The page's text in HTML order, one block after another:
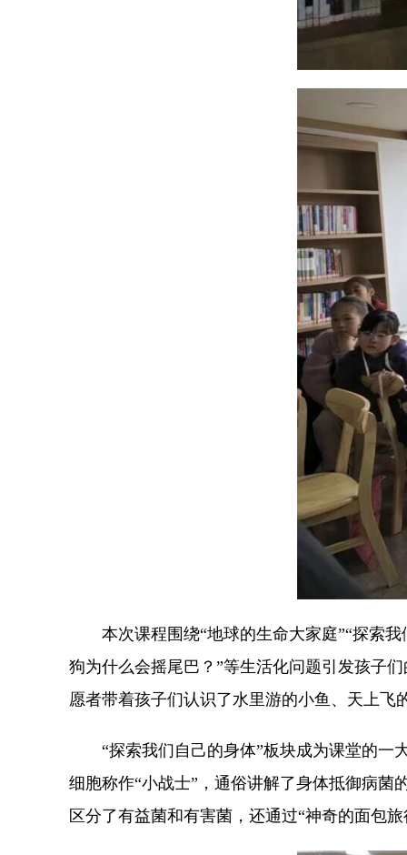
本次课程围绕“地球的生命大家庭”“探索
狗为什么会摇尾巴？”等生活化问题引发孩子
愿者带着孩子们认识了水里游的小鱼、天上飞
“探索我们自己的身体”板块成为课堂的一
细胞称作“小战士”，通俗讲解了身体抵御病菌
区分了有益菌和有害菌，还通过“神奇的面包